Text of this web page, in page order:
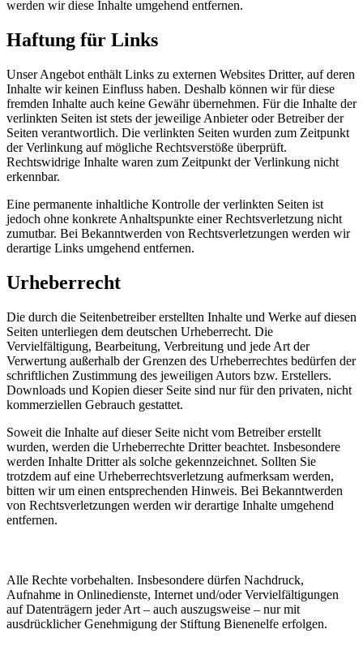
werden wir diese Inhalte umgehend entfernen.
Haftung für Links
Unser Angebot enthält Links zu externen Websites Dritter, auf deren
Inhalte wir keinen Einfluss haben. Deshalb können wir für diese
fremden Inhalte auch keine Gewähr übernehmen. Für die Inhalte der
verlinkten Seiten ist stets der jeweilige Anbieter oder Betreiber der
Seiten verantwortlich. Die verlinkten Seiten wurden zum Zeitpunkt
der Verlinkung auf mögliche Rechtsverstöße überprüft.
Rechtswidrige Inhalte waren zum Zeitpunkt der Verlinkung nicht
erkennbar.
Eine permanente inhaltliche Kontrolle der verlinkten Seiten ist
jedoch ohne konkrete Anhaltspunkte einer Rechtsverletzung nicht
zumutbar. Bei Bekanntwerden von Rechtsverletzungen werden wir
derartige Links umgehend entfernen.
Urheberrecht
Die durch die Seitenbetreiber erstellten Inhalte und Werke auf diesen
Seiten unterliegen dem deutschen Urheberrecht. Die
Vervielfältigung, Bearbeitung, Verbreitung und jede Art der
Verwertung außerhalb der Grenzen des Urheberrechtes bedürfen der
schriftlichen Zustimmung des jeweiligen Autors bzw. Erstellers.
Downloads und Kopien dieser Seite sind nur für den privaten, nicht
kommerziellen Gebrauch gestattet.
Soweit die Inhalte auf dieser Seite nicht vom Betreiber erstellt
wurden, werden die Urheberrechte Dritter beachtet. Insbesondere
werden Inhalte Dritter als solche gekennzeichnet. Sollten Sie
trotzdem auf eine Urheberrechtsverletzung aufmerksam werden,
bitten wir um einen entsprechenden Hinweis. Bei Bekanntwerden
von Rechtsverletzungen werden wir derartige Inhalte umgehend
entfernen.
Alle Rechte vorbehalten. Insbesondere dürfen Nachdruck,
Aufnahme in Onlinedienste, Internet und/oder Vervielfältigungen
auf Datenträgern jeder Art – auch auszugsweise – nur mit
ausdrücklicher Genehmigung der Stiftung Bienenelfe erfolgen.